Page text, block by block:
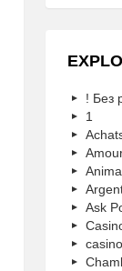
! Без
1
Ask
casino